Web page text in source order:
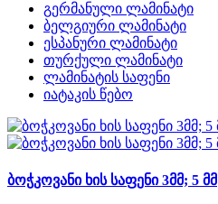
გერმანული ლამინატი
ბელგიური ლამინატი
ესპანური ლამინატი
თურქული ლამინატი
ლამინატის საფენი
იატაკის წებო
ბოჭკოვანი ხის საფენი 3მმ; 5 მმ